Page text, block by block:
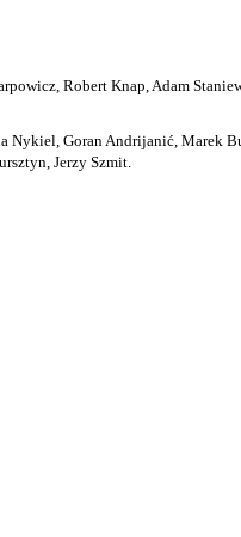
Robert Knap, Adam
Goran Andrijanić, Marek
Jerzy Szmit.